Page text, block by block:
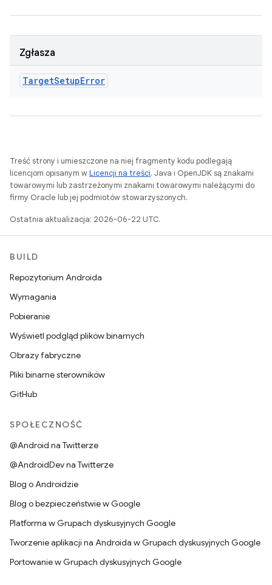
Zgłasza
TargetSetupError
Treść strony i umieszczone na niej fragmenty kodu podlegają
licencjom opisanym wLicencji na treści. Java i OpenJDK są znakami
towarowymi lub zastrzeżonymi znakami towarowymi należącymi do
firmy Oracle lub jej podmiotów stowarzyszonych.
Ostatnia aktualizacja: 2026-06-22 UTC.
BUILD
Repozytorium Androida
Wymagania
Pobieranie
Wyświetl podgląd plików binarnych
Obrazy fabryczne
Pliki binarne sterowników
GitHub
SPOŁECZNOŚĆ
@Android na Twitterze
@AndroidDev na Twitterze
Blog o Androidzie
Blog o bezpieczeństwie w Google
Platforma w Grupach dyskusyjnych Google
Tworzenie aplikacji na Androida w Grupach dyskusyjnych Google
Portowanie w Grupach dyskusyjnych Google